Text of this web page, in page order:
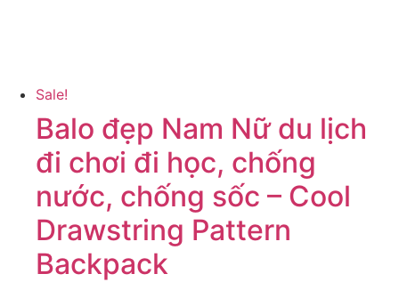
Sale!
Balo đẹp Nam Nữ du lịch
đi chơi đi học, chống
nước, chống sốc – Cool
Drawstring Pattern
Backpack